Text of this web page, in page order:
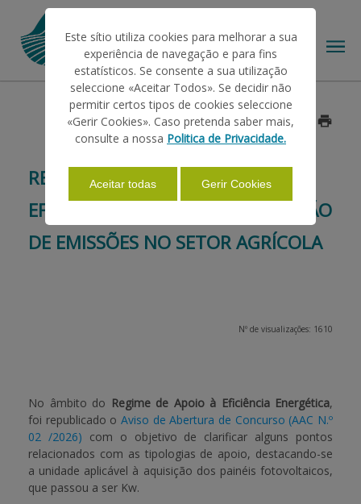
AJUDAS/APOIOS
INFORMAÇÕES
APOIO AO BENEFICIÁRIO
Entrar / Registar
RETIFICAÇÃO DO AVISO – APOIO À
EFICIÊNCIA ENERGÉTICA E REDUÇÃO
DE EMISSÕES NO SETOR AGRÍCOLA
Data: 2026/06/01
Nº de visualizações: 1610
No âmbito do Regime de Apoio à Eficiência Energética,
foi republicado o Aviso de Abertura de Concurso (AAC N.º
02 /2026) com o objetivo de clarificar alguns pontos
relacionados com as tipologias de apoio, destacando-se
a unidade aplicável à aquisição dos painéis fotovoltaicos,
que passou a ser Kw.
Este sítio utiliza cookies para melhorar a sua
experiência de navegação e para fins
estatísticos. Se consente a sua utilização
seleccione «Aceitar Todos». Se decidir não
permitir certos tipos de cookies seleccione
«Gerir Cookies». Caso pretenda saber mais,
consulte a nossa Politica de Privacidade.
Aceitar todas Gerir Cookies